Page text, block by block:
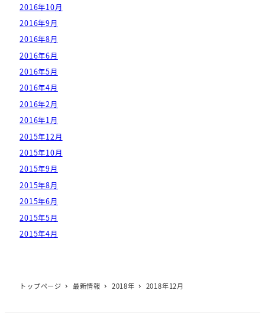
2016年10月
2016年9月
2016年8月
2016年6月
2016年5月
2016年4月
2016年2月
2016年1月
2015年12月
2015年10月
2015年9月
2015年8月
2015年6月
2015年5月
2015年4月
トップページ 最新情報 2018年 2018年12月